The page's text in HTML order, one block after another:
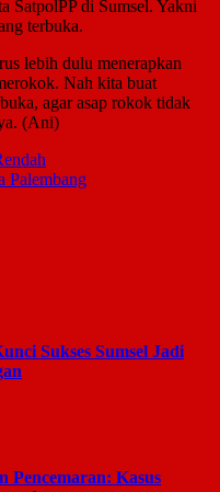
SatpolPP di Sumsel. Yakni
terbuka.
lebih dulu menerapkan
Nah kita buat
agar asap rokok tidak
(Ani)
Palembang
Sukses Sumsel Jadi
Kasus